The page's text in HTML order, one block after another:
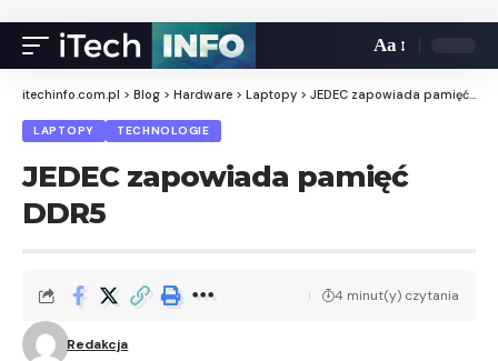
Aa
itechinfo.com.pl > Blog > Hardware > Laptopy > JEDEC zapowiada pamięć DDR5
LAPTOPY TECHNOLOGIE
JEDEC zapowiada pamięć
DDR5
Redakcja
4 minut(y) czytania